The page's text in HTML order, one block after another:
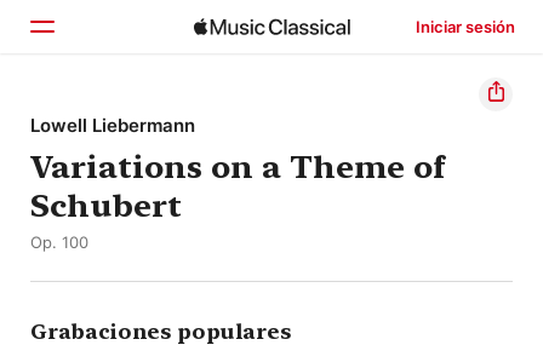
Iniciar sesión
Inicio
Explorar
Buscar
Lowell Liebermann
Variations on a Theme of
Schubert
Op. 100
Grabaciones populares